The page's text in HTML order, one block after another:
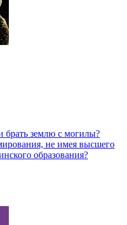
землю с могилы?
не имея высшего
образования?